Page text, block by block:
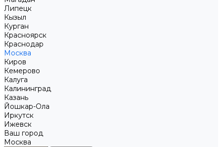
Липецк
Кызыл
Курган
Красноярск
Краснодар
Москва
Киров
Кемерово
Калуга
Калининград
Казань
Йошкар-Ола
Иркутск
Ижевск
Ваш город
Москва